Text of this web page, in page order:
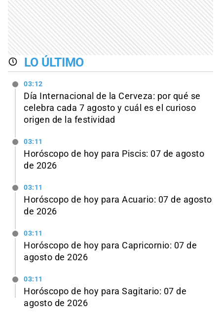
LO ÚLTIMO
03:12
Día Internacional de la Cerveza: por qué se
celebra cada 7 agosto y cuál es el curioso
origen de la festividad
03:11
Horóscopo de hoy para Piscis: 07 de agosto
de 2026
03:11
Horóscopo de hoy para Acuario: 07 de agosto
de 2026
03:11
Horóscopo de hoy para Capricornio: 07 de
agosto de 2026
03:11
Horóscopo de hoy para Sagitario: 07 de
agosto de 2026